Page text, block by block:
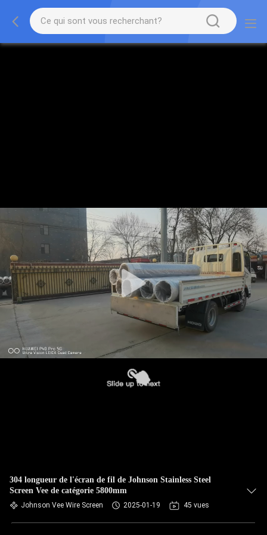
304 longueur de l'écran de fil de Johnson Stainless Steel
Screen Vee de catégorie 5800mm
Johnson Vee Wire Screen 2025-01-19 45 vues